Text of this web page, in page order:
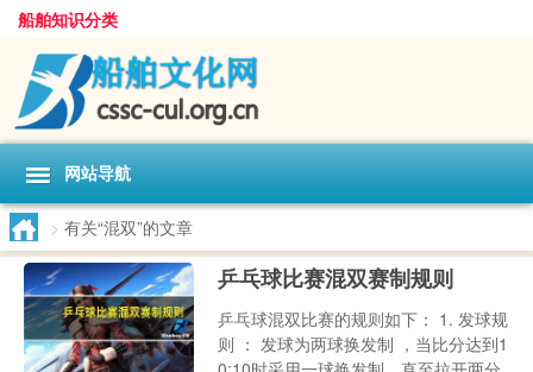
船舶知识分类
网站导航
> 有关“混双”的文章
乒乓球比赛混双赛制规则
乒乓球混双比赛的规则如下： 1. 发球规
则 ： 发球为两球换发制 ，当比分达到1